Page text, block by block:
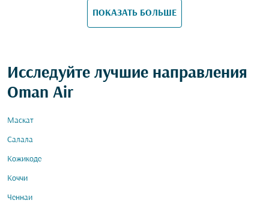
ПОКАЗАТЬ БОЛЬШЕ
Исследуйте лучшие направления
Oman Air
Маскат
Салала
Кожикоде
Коччи
Ченнаи